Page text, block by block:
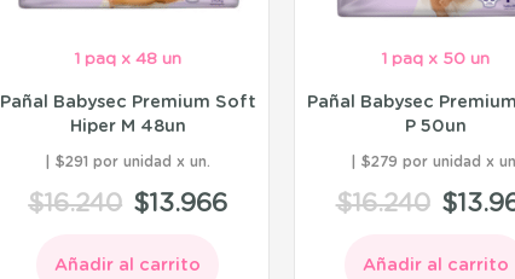
1 paq x 48 un
Pañal Babysec Premium Soft
Hiper M 48un
$291 por unidad
$16.240 $13.966
Añadir al carrito
1 paq x 50 un
Pañal Babysec
P 50un
$279 por unidad
$16.240 $
Añadir al carrito